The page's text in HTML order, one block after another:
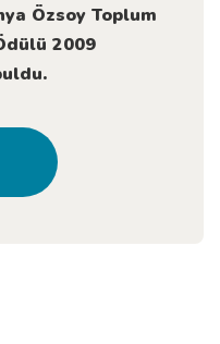
Özsoy Toplum
2009